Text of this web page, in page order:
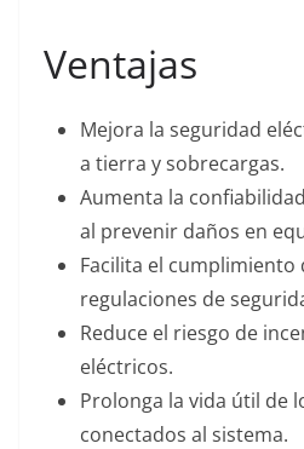
Ventajas
Mejora la seguridad
a tierra y sobrecargas.
Aumenta la
al prevenir daños en
Facilita el cumplimiento
regulaciones de
Reduce el riesgo de
eléctricos.
Prolonga la vida útil de
conectados al sistema.